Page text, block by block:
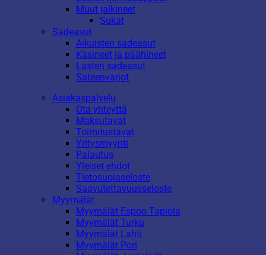
Muut jalkineet
Sukat
Sadeasut
Aikuisten sadeasut
Käsineet ja päähineet
Lasten sadeasut
Sateenvarjot
Asiakaspalvelu
Ota yhteyttä
Maksutavat
Toimitustavat
Yritysmyynti
Palautus
Yleiset ehdot
Tietosuojaseloste
Saavutettavuusseloste
Myymälät
Myymälät Espoo Tapiola
Myymälät Turku
Myymälät Lahti
Myymälät Pori